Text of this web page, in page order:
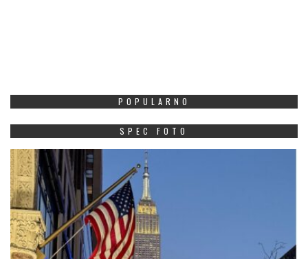
POPULARNO
SPEC FOTO